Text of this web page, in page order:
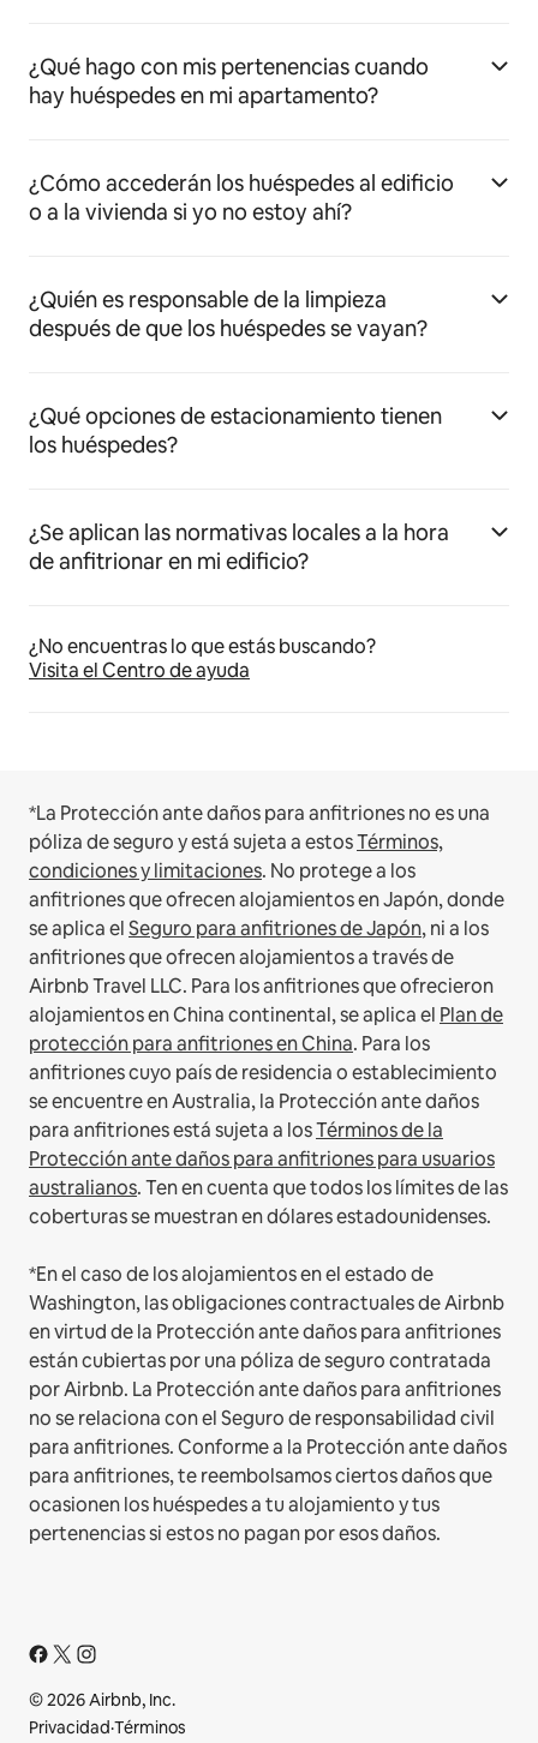
¿Qué hago con mis pertenencias cuando
hay huéspedes en mi apartamento?
¿Cómo accederán los huéspedes al edificio
o a la vivienda si yo no estoy ahí?
¿Quién es responsable de la limpieza
después de que los huéspedes se vayan?
¿Qué opciones de estacionamiento tienen
los huéspedes?
¿Se aplican las normativas locales a la hora
de anfitrionar en mi edificio?
¿No encuentras lo que estás buscando?
Visita el Centro de ayuda
*La Protección ante daños para anfitriones no es una
póliza de seguro y está sujeta a estosTérminos,
condiciones y limitaciones. No protege a los
anfitriones que ofrecen alojamientos en Japón, donde
se aplica elSeguro para anfitriones de Japón, ni a los
anfitriones que ofrecen alojamientos a través de
Airbnb Travel LLC. Para los anfitriones que ofrecieron
alojamientos en China continental, se aplica el Plan de
protección para anfitriones en China. Para los
anfitriones cuyo país de residencia o establecimiento
se encuentre en Australia, la Protección ante daños
para anfitriones está sujeta a losTérminos de la
Protección ante daños para anfitriones para usuarios
australianos. Ten en cuenta que todos los límites de las
coberturas se muestran en dólares estadounidenses.
*En el caso de los alojamientos en el estado de
Washington, las obligaciones contractuales de Airbnb
en virtud de la Protección ante daños para anfitriones
están cubiertas por una póliza de seguro contratada
por Airbnb. La Protección ante daños para anfitriones
no se relaciona con el Seguro de responsabilidad civil
para anfitriones. Conforme a la Protección ante daños
para anfitriones, te reembolsamos ciertos daños que
ocasionen los huéspedes a tu alojamiento y tus
pertenencias si estos no pagan por esos daños.
© 2026 Airbnb, Inc.
Privacidad·Términos